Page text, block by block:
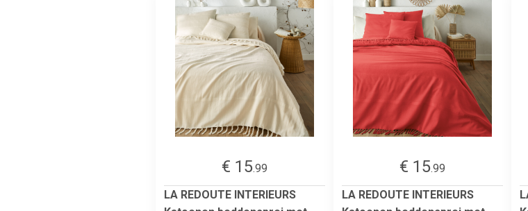
€ 15.99
LA REDOUTE INTERIEURS
€ 15.99
LA REDOUTE INTERIEURS